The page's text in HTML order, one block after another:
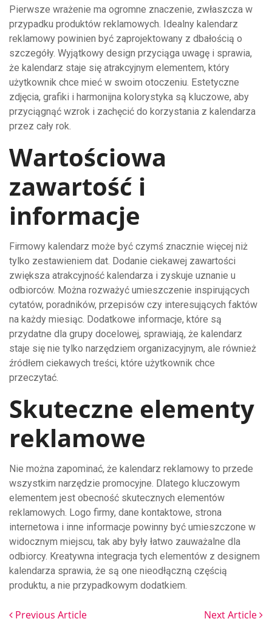
Pierwsze wrażenie ma ogromne znaczenie, zwłaszcza w
przypadku produktów reklamowych. Idealny kalendarz
reklamowy powinien być zaprojektowany z dbałością o
szczegóły. Wyjątkowy design przyciąga uwagę i sprawia,
że kalendarz staje się atrakcyjnym elementem, który
użytkownik chce mieć w swoim otoczeniu. Estetyczne
zdjęcia, grafiki i harmonijna kolorystyka są kluczowe, aby
przyciągnąć wzrok i zachęcić do korzystania z kalendarza
przez cały rok.
Wartościowa
zawartość i
informacje
Firmowy kalendarz może być czymś znacznie więcej niż
tylko zestawieniem dat. Dodanie ciekawej zawartości
zwiększa atrakcyjność kalendarza i zyskuje uznanie u
odbiorców. Można rozważyć umieszczenie inspirujących
cytatów, poradników, przepisów czy interesujących faktów
na każdy miesiąc. Dodatkowe informacje, które są
przydatne dla grupy docelowej, sprawiają, że kalendarz
staje się nie tylko narzędziem organizacyjnym, ale również
źródłem ciekawych treści, które użytkownik chce
przeczytać.
Skuteczne elementy
reklamowe
Nie można zapominać, że kalendarz reklamowy to przede
wszystkim narzędzie promocyjne. Dlatego kluczowym
elementem jest obecność skutecznych elementów
reklamowych. Logo firmy, dane kontaktowe, strona
internetowa i inne informacje powinny być umieszczone w
widocznym miejscu, tak aby były łatwo zauważalne dla
odbiorcy. Kreatywna integracja tych elementów z designem
kalendarza sprawia, że są one nieodłączną częścią
produktu, a nie przypadkowym dodatkiem.
Previous Article Next Article